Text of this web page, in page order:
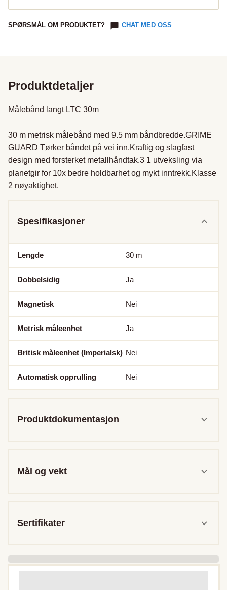
SPØRSMÅL OM PRODUKTET? CHAT MED OSS
Produktdetaljer
Målebånd langt LTC 30m
30 m metrisk målebånd med 9.5 mm båndbredde.GRIME
GUARD Tørker båndet på vei inn.Kraftig og slagfast
design med forsterket metallhåndtak.3 1 utveksling via
planetgir for 10x bedre holdbarhet og mykt inntrekk.Klasse
2 nøyaktighet.
Spesifikasjoner
Lengde 30 m
Dobbelsidig Ja
Magnetisk Nei
Metrisk måleenhet Ja
Britisk måleenhet (Imperialsk) Nei
Automatisk opprulling Nei
Produktdokumentasjon
Mål og vekt
Sertifikater